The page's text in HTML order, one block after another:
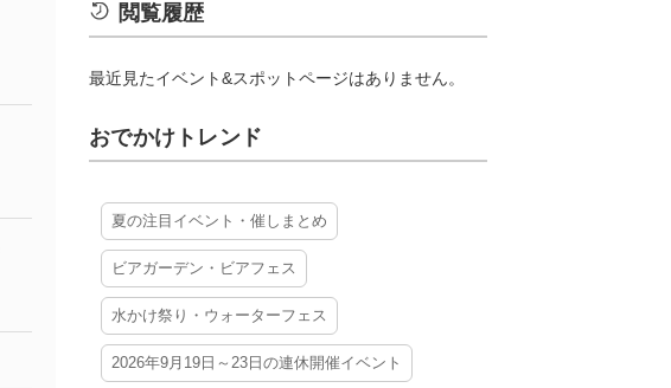
閲覧履歴
最近見たイベント&スポットページはありません。
おでかけトレンド
夏の注目イベント・催しまとめ
ビアガーデン・ビアフェス
水かけ祭り・ウォーターフェス
2026年9月19日～23日の連休開催イベント